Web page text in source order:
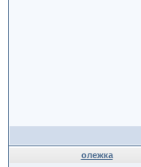
олежка